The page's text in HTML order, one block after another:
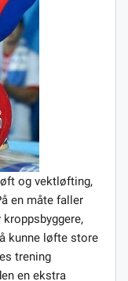
og vektløfting,
en måte faller
kunne løfte store
trening
en ekstra